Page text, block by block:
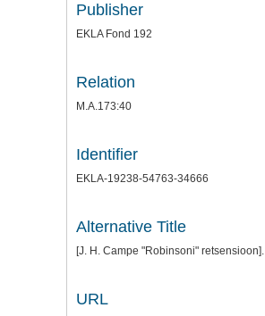
Publisher
EKLA Fond 192
Relation
M.A.173:40
Identifier
EKLA-19238-54763-34666
Alternative Title
[J. H. Campe "Robinsoni" retsensioon].
URL